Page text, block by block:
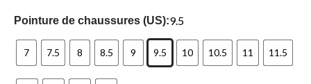
Pointure de chaussures (US):9.5
7 7.5 8 8.5 9 9.5 10 10.5 11 11.5